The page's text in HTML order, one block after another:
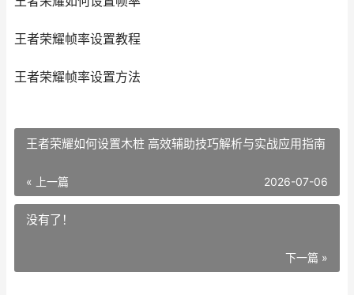
王者荣耀帧率设置教程
王者荣耀帧率设置方法
王者荣耀如何设置木桩 高效辅助技巧解析与实战应用指南
« 上一篇 2026-07-06
没有了！
下一篇 »